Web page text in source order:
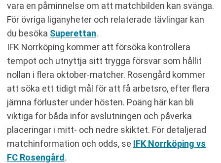
vara en påminnelse om att matchbilden kan svänga.
För övriga liganyheter och relaterade tävlingar kan
du besöka Superettan.
IFK Norrköping kommer att försöka kontrollera
tempot och utnyttja sitt trygga försvar som hållit
nollan i flera oktober-matcher. Rosengård kommer
att söka ett tidigt mål för att få arbetsro, efter flera
jämna förluster under hösten. Poäng här kan bli
viktiga för båda inför avslutningen och påverka
placeringar i mitt- och nedre skiktet. För detaljerad
matchinformation och odds, se IFK Norrköping vs
FC Rosengård .